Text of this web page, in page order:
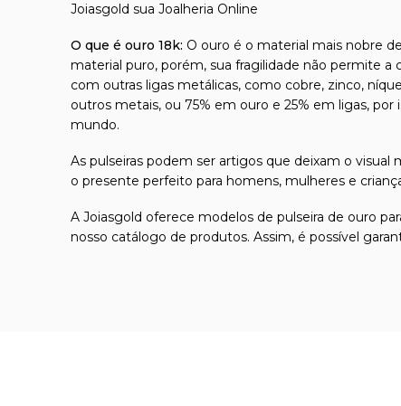
Joiasgold sua Joalheria Online
O que é ouro 18k: O ouro é o material mais nobre
material puro, porém, sua fragilidade não permite a
com outras ligas metálicas, como cobre, zinco,
outros metais, ou 75% em ouro e 25% em ligas,
mundo.
As pulseiras podem ser artigos que deixam o visual
o presente perfeito para homens, mulheres e
A Joiasgold oferece modelos de pulseira de ouro
nosso catálogo de produtos. Assim, é possível